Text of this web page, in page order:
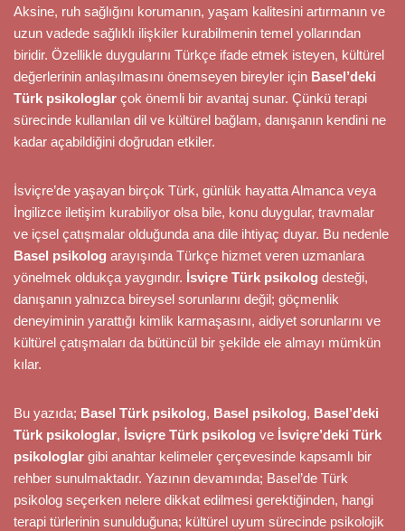
Aksine, ruh sağlığını korumanın, yaşam kalitesini artırmanın ve
uzun vadede sağlıklı ilişkiler kurabilmenin temel yollarından
biridir. Özellikle duygularını Türkçe ifade etmek isteyen, kültürel
değerlerinin anlaşılmasını önemseyen bireyler için Basel’deki
Türk psikologlar çok önemli bir avantaj sunar. Çünkü terapi
sürecinde kullanılan dil ve kültürel bağlam, danışanın kendini ne
kadar açabildiğini doğrudan etkiler.
İsviçre’de yaşayan birçok Türk, günlük hayatta Almanca veya
İngilizce iletişim kurabiliyor olsa bile, konu duygular, travmalar
ve içsel çatışmalar olduğunda ana dile ihtiyaç duyar. Bu nedenle
Basel psikolog arayışında Türkçe hizmet veren uzmanlara
yönelmek oldukça yaygındır. İsviçre Türk psikolog desteği,
danışanın yalnızca bireysel sorunlarını değil; göçmenlik
deneyiminin yarattığı kimlik karmaşasını, aidiyet sorunlarını ve
kültürel çatışmaları da bütüncül bir şekilde ele almayı mümkün
kılar.
Bu yazıda; Basel Türk psikolog, Basel psikolog, Basel’deki
Türk psikologlar, İsviçre Türk psikolog ve İsviçre’deki Türk
psikologlar gibi anahtar kelimeler çerçevesinde kapsamlı bir
rehber sunulmaktadır. Yazının devamında; Basel’de Türk
psikolog seçerken nelere dikkat edilmesi gerektiğinden, hangi
terapi türlerinin sunulduğuna; kültürel uyum sürecinde psikolojik